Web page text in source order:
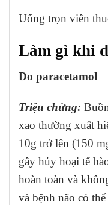
Uống trọn viên
Làm gì khi
Do paracetamol
Triệu chứng:
xao thường xuất
10g trở lên (150
gây hủy hoại tế
hoàn toàn và
và bệnh não có